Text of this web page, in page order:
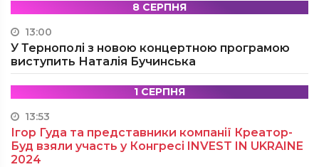
8 СЕРПНЯ
13:00
У Тернополі з новою концертною програмою
виступить Наталія Бучинська
1 СЕРПНЯ
13:53
Ігор Гуда та представники компанії Креатор-
Буд взяли участь у Конгресі INVEST IN UKRAINE
2024